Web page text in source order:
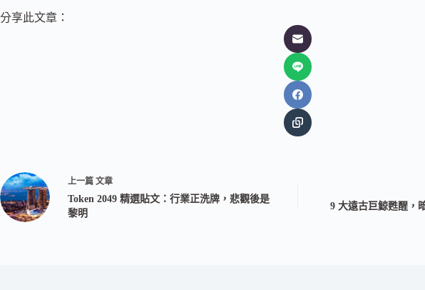
分享此文章：
上一篇 文章
Token 2049 精選貼文：行業正洗牌，悲觀後是
黎明
9 大遠古巨鯨甦醒，